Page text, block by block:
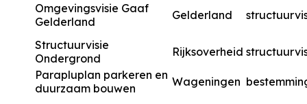
Omgevingsvisie Gaaf
Gelderland
Gelderland
Structuurvisie
Ondergrond
Rijksoverheid
Parapluplan parkeren en
duurzaam bouwen
Wageningen